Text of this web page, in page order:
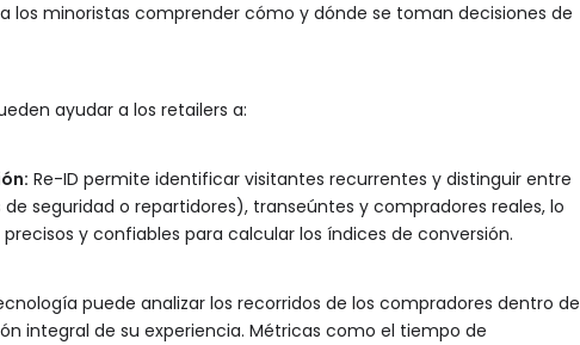
los minoristas comprender cómo y dónde se toman decisiones de
ayudar a los retailers a:
Re-ID permite identificar visitantes recurrentes y distinguir entre
seguridad o repartidores), transeúntes y compradores reales, lo
y confiables para calcular los índices de conversión.
puede analizar los recorridos de los compradores dentro de
integral de su experiencia. Métricas como el tiempo de